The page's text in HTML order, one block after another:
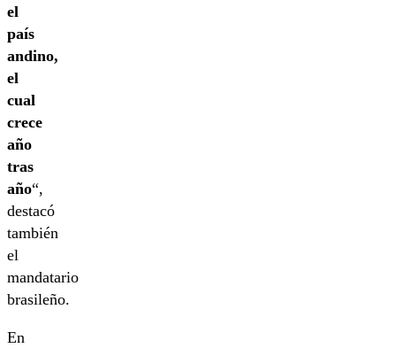
el
país
andino,
el
cual
crece
año
tras
año“,
destacó
también
el
mandatario
brasileño.
En